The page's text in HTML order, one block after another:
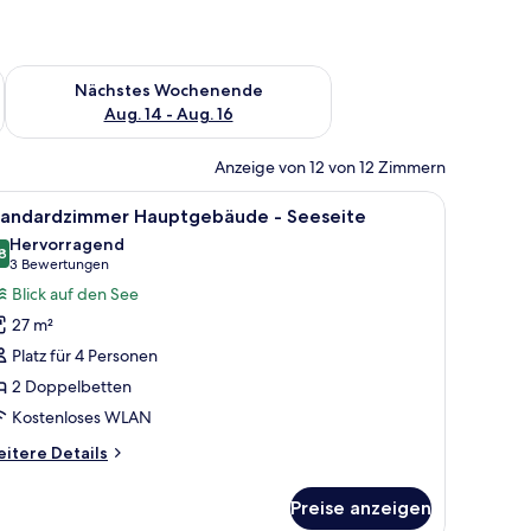
Aug. 7 - Aug. 9.
Nächstes Wochenende
Aug. 14 - Aug. 16
Überprüfe die Verfügbarkeit für nächstes Wochenende, Aug.
Anzeige von 12 von 12 Zimmern
Lampe und Fernseher. Ein Hotelzimmer mit zwei Betten, einem
7 Hauptgebäude - Seeseite
von 10
Hervorragend
3 Bewertungen
(3
Bewertungen)
Blick auf den See
27 m²
Platz für 4 Personen
2 Doppelbetten
Kostenloses WLAN
Details
Preise anzeigen